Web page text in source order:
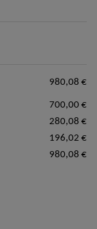
980,08 €
700,00 €
280,08 €
196,02 €
980,08 €